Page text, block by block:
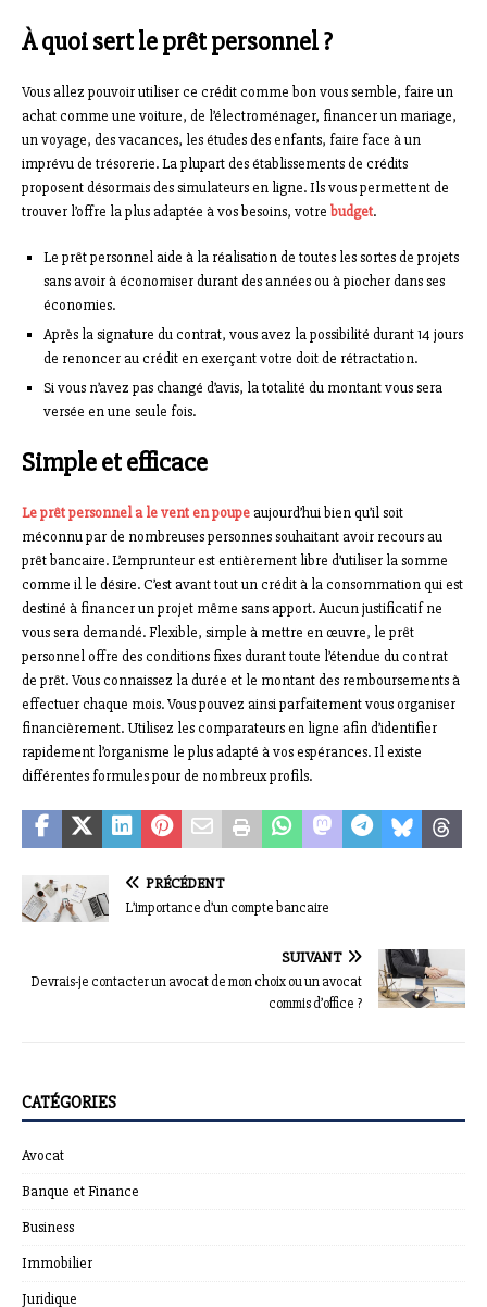
À quoi sert le prêt personnel ?
Vous allez pouvoir utiliser ce crédit comme bon vous semble, faire un
achat comme une voiture, de l’électroménager, financer un mariage,
un voyage, des vacances, les études des enfants, faire face à un
imprévu de trésorerie. La plupart des établissements de crédits
proposent désormais des simulateurs en ligne. Ils vous permettent de
trouver l’offre la plus adaptée à vos besoins, votre budget.
Le prêt personnel aide à la réalisation de toutes les sortes de projets
sans avoir à économiser durant des années ou à piocher dans ses
économies.
Après la signature du contrat, vous avez la possibilité durant 14 jours
de renoncer au crédit en exerçant votre doit de rétractation.
Si vous n’avez pas changé d’avis, la totalité du montant vous sera
versée en une seule fois.
Simple et efficace
Le prêt personnel a le vent en poupeaujourd’hui bien qu’il soit
méconnu par de nombreuses personnes souhaitant avoir recours au
prêt bancaire. L’emprunteur est entièrement libre d’utiliser la somme
comme il le désire. C’est avant tout un crédit à la consommation qui est
destiné à financer un projet même sans apport. Aucun justificatif ne
vous sera demandé. Flexible, simple à mettre en œuvre, le prêt
personnel offre des conditions fixes durant toute l’étendue du contrat
de prêt. Vous connaissez la durée et le montant des remboursements à
effectuer chaque mois. Vous pouvez ainsi parfaitement vous organiser
financièrement. Utilisez les comparateurs en ligne afin d’identifier
rapidement l’organisme le plus adapté à vos espérances. Il existe
différentes formules pour de nombreux profils.
PRÉCÉDENT
L’importance d’un compte bancaire
SUIVANT
Devrais-je contacter un avocat de mon choix ou un avocat
commis d’office ?
CATÉGORIES
Avocat
Banque et Finance
Business
Immobilier
Juridique